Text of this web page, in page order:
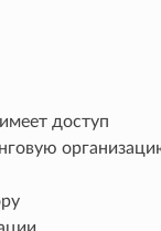
доступ